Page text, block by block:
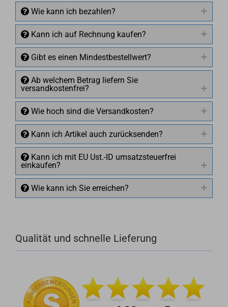
Wie kann ich bezahlen?
Kann ich auf Rechnung kaufen?
Gibt es einen Mindestbestellwert?
Ab welchem Betrag liefern Sie
versandkostenfrei?
Wie hoch sind die Versandkosten?
Kann ich Artikel auch zurücksenden?
Kann ich mit EU Ust.-ID umsatzsteuerfrei
einkaufen?
Wie kann ich Sie erreichen?
+49 (0)4281 50 79 78 2
info@rocketronics.de
Qualität und schnelle Lieferung